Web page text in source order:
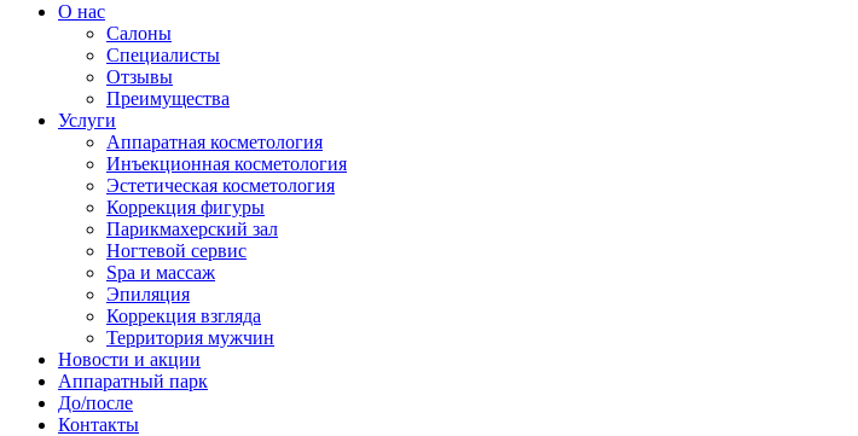
О нас
Салоны
Специалисты
Отзывы
Преимущества
Услуги
Аппаратная косметология
Инъекционная косметология
Эстетическая косметология
Коррекция фигуры
Парикмахерский зал
Ногтевой сервис
Spa и массаж
Эпиляция
Коррекция взгляда
Территория мужчин
Новости и акции
Аппаратный парк
До/после
Контакты